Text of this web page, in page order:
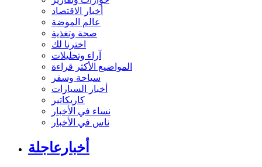
أخبار الاقتصاد
عالم الموضة
صحة وتغذية
اخترنا لك
آراء وتحليلات
المواضيع الأكثر قراءة
سياحة وسفر
أخبار السيارات
كاريكاتير
نساء في الأخبار
ناس في الأخبار
أخبارعاجلة